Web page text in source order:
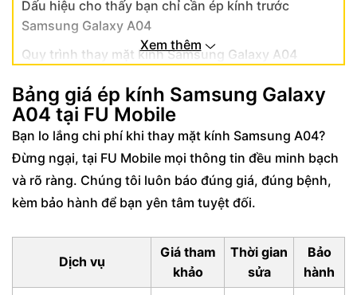
Dấu hiệu cho thấy bạn chỉ cần ép kính trước
Samsung Galaxy A04
Quy trình thay mặt kính Samsung Galaxy A04
FAQ – Các câu hỏi thường gặp khi sửa màn
hình Samsung Galaxy A04
Xem thêm
Bảng giá ép kính Samsung Galaxy
A04 tại FU Mobile
Bạn lo lắng chi phí khi thay mặt kính Samsung A04?
Đừng ngại, tại FU Mobile mọi thông tin đều minh bạch
và rõ ràng. Chúng tôi luôn báo đúng giá, đúng bệnh,
kèm bảo hành để bạn yên tâm tuyệt đối.
Dịch vụ
Giá tham
khảo
Thời gian
sửa
Bảo
hành